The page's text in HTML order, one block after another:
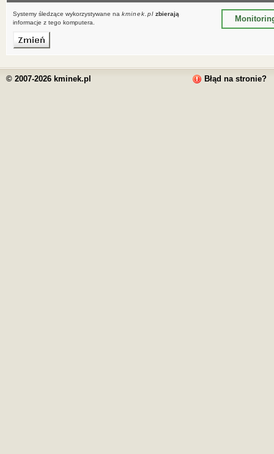
Systemy śledzące wykorzystywane na kminek.pl zbierają
informacje z tego komputera.
Błąd na stronie?
© 2007-2026 kminek.pl